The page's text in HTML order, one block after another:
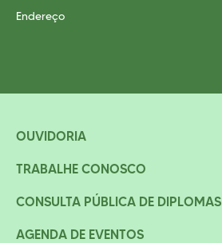
Endereço
OUVIDORIA
TRABALHE CONOSCO
CONSULTA PÚBLICA DE DIPLOMAS
AGENDA DE EVENTOS